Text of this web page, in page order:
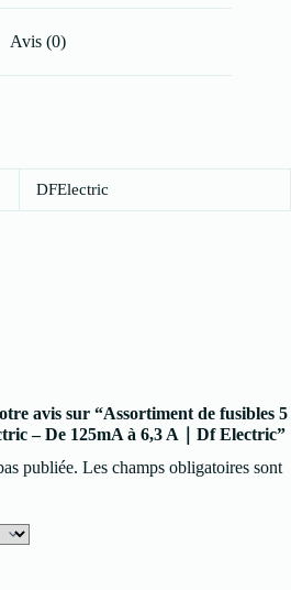
Avis (0)
DFElectric
avis sur “Assortiment de fusibles 5
– De 125mA à 6,3 A｜Df Electric”
publiée. Les champs obligatoires sont